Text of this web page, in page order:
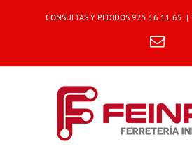
CONSULTAS Y PEDIDOS 925 16 11 65 |
Email